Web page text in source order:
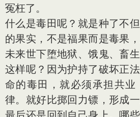
冤枉了。
什么是毒田呢？就是种了不
的果实，不是福果而是毒果
未来世下堕地狱、饿鬼、畜
这样呢？因为护持了破坏正
命的毒田，就必须承担共业
律。就好比掷回力镖，形成